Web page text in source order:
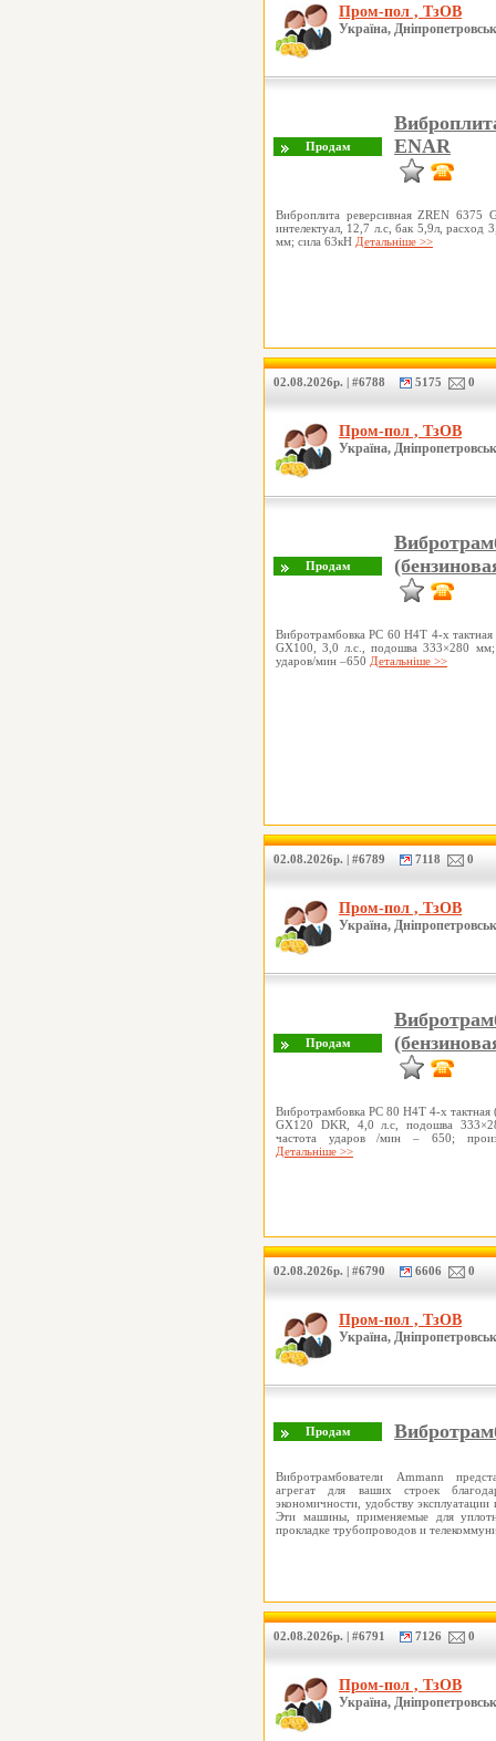
Пром-пол , ТзОВ
Україна,
ENAR
Виброплита реверсивная ZREN
интелектуал, 12,7 л.с, бак 5,9л, расход
мм; сила 63кН Детальніше >>
02.08.2026р. | #6788 5175 0
Пром-пол , ТзОВ
Україна,
Вибротрамбовка PC 60 Н4T 4-х тактная
GX100, 3,0 л.с., подошва 333×280 мм;
ударов/мин –650 Детальніше >>
02.08.2026р. | #6789 7118 0
Пром-пол , ТзОВ
Україна,
Вибротрамбовка PC 80 Н4Т 4-х тактная
GX120 DKR, 4,0 л.с, подошва
частота ударов /мин – 650;
Детальніше >>
02.08.2026р. | #6790 6606 0
Пром-пол , ТзОВ
Україна,
Вибротрамбователи Ammann
агрегат для ваших строек
экономичности, удобству
Эти машины, применяемые для
прокладке трубопроводов и
02.08.2026р. | #6791 7126 0
Пром-пол , ТзОВ
Україна,